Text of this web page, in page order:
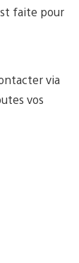
faite pour
via
vos